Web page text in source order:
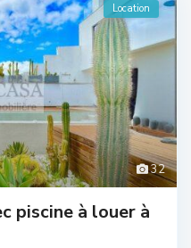
32
Location
piscine à louer à